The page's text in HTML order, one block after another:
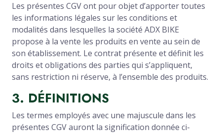
Les présentes CGV ont pour objet d’apporter toutes
les informations légales sur les conditions et
modalités dans lesquelles la société ADX BIKE
propose à la vente les produits en vente au sein de
son établissement. Le contrat présente et définit les
droits et obligations des parties qui s’appliquent,
sans restriction ni réserve, à l’ensemble des produits.
3. DÉFINITIONS
Les termes employés avec une majuscule dans les
présentes CGV auront la signification donnée ci-